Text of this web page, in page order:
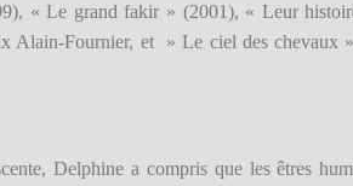
« Le grand fakir » (2001), « Leur
Alain-Fournier, et » Le ciel des chevaux
Delphine a compris que les êtres